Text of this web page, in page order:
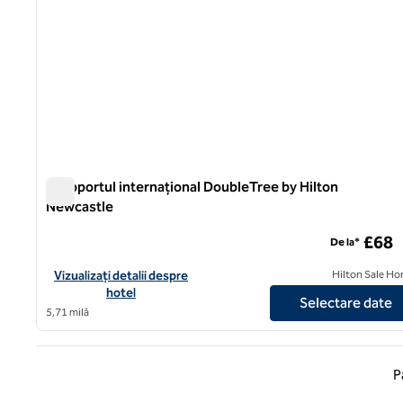
Aeroportul internațional DoubleTree by Hilton
Newcastle
Vizualizați detaliile hotelului pentru Aeroportul Internațional
Vizualizați detalii despre
hotel
5,71 milă
De la* £68
Hilton Sale
Selectare date